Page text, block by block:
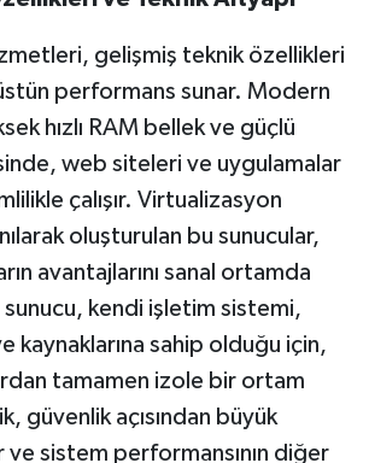
gelişmiş teknik özellikleri
üstün performans sunar. Modern
hızlı RAM bellek ve güçlü
web siteleri ve uygulamalar
çalışır. Virtualizasyon
oluşturulan bu sunucular,
avantajlarını sanal ortamda
sunucu, kendi işletim sistemi,
kaynaklarına sahip olduğu için,
tamamen izole bir ortam
güvenlik açısından büyük
ve sistem performansının diğer